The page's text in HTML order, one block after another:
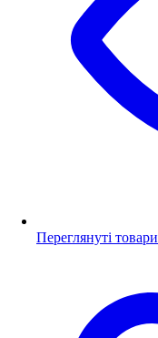
Переглянуті товари